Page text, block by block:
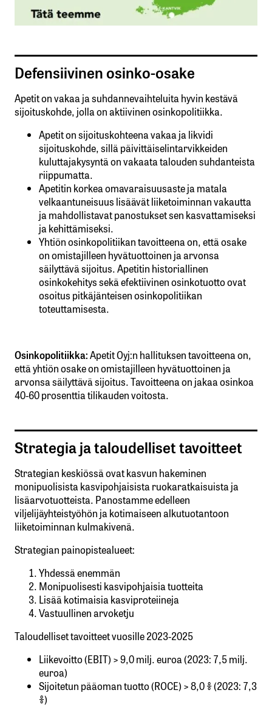
Defensiivinen osinko-osake
Apetit on vakaa ja suhdannevaihteluita hyvin kestävä
sijoituskohde, jolla on aktiivinen osinkopolitiikka.
Apetit on sijoituskohteena vakaa ja likvidi
sijoituskohde, sillä päivittäiselintarvikkeiden
kuluttajakysyntä on vakaata talouden suhdanteista
riippumatta.
Apetitin korkea omavaraisuusaste ja matala
velkaantuneisuus lisäävät liiketoiminnan vakautta
ja mahdollistavat panostukset sen kasvattamiseksi
ja kehittämiseksi.
Yhtiön osinkopolitiikan tavoitteena on, että osake
on omistajilleen hyvätuottoinen ja arvonsa
säilyttävä sijoitus. Apetitin historiallinen
osinkokehitys sekä efektiivinen osinkotuotto ovat
osoitus pitkäjänteisen osinkopolitiikan
toteuttamisesta.
Osinkopolitiikka:Apetit Oyj:n hallituksen tavoitteena on,
että yhtiön osake on omistajilleen hyvätuottoinen ja
arvonsa säilyttävä sijoitus. Tavoitteena on jakaa osinkoa
40-60 prosenttia tilikauden voitosta.
Strategia ja taloudelliset tavoitteet
Strategian keskiössä ovat kasvun hakeminen
monipuolisista kasvipohjaisista ruokaratkaisuista ja
lisäarvotuotteista. Panostamme edelleen
viljelijäyhteistyöhön ja kotimaiseen alkutuotantoon
liiketoiminnan kulmakivenä.
Strategian painopistealueet:
Yhdessä enemmän
Monipuolisesti kasvipohjaisia tuotteita
Lisää kotimaisia kasviproteiineja
Vastuullinen arvoketju
Taloudelliset tavoitteet vuosille 2023-2025
Liikevoitto (EBIT) > 9,0 milj. euroa (2023: 7,5 milj.
euroa)
Sijoitetun pääoman tuotto (ROCE) > 8,0 % (2023: 7,3
%)